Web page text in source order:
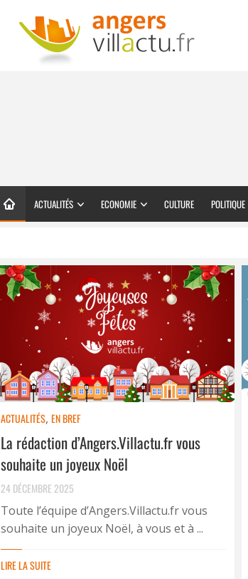
ACTUALITÉS ECONOMIE CULTURE POLITIQUE
ACTUALITÉS, EN BREF
La rédaction d’Angers.Villactu.fr vous
souhaite un joyeux Noël
24 DÉCEMBRE 2025
Toute l’équipe d’Angers.Villactu.fr vous
souhaite un joyeux Noël, à vous et à ...
LIRE LA SUITE